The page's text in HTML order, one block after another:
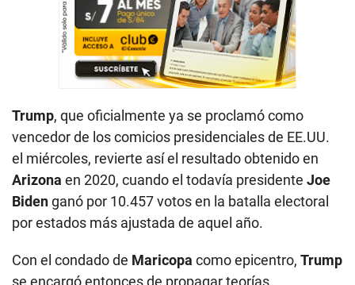
Trump, que oficialmente ya se proclamó como
vencedor de los comicios presidenciales de EE.UU.
el miércoles, revierte así el resultado obtenido en
Arizona en 2020, cuando el todavía presidente Joe
Bidenganó por 10.457 votos en la batalla electoral
por estados más ajustada de aquel año.
Con el condado de Maricopa como epicentro, Trump
se encargó entonces de propagar teorías